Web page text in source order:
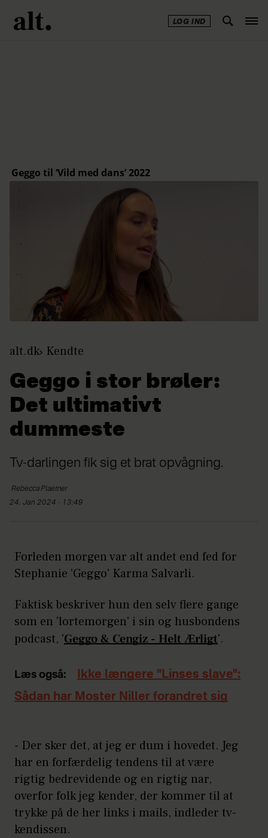
LOG IND
alt.dk Kendte
Geggo i stor brøler:
Det ultimativt
dummeste
Tv-darlingen fik sig et brat opvågning.
RebeccaPlaetner
24. Jan 2024 - 13:49
Forleden morgen var alt andet end fed for
Stephanie 'Geggo' Karma Salvarli.
Faktisk beskriver hun den selv flere gange
som en 'lortemorgen' i sin og husbondens
podcast, 'Geggo & Cengiz - Helt Ærligt'.
Læs også:
Ikke længere "Linses slave":
Sådan har Moster Niller forandret sig
- Der sker det, at jeg er dum i hovedet. Jeg
har en forfærdelig tendens til at være
rigtig bedrevidende og en rigtig nar,
overfor folk jeg kender, der kommer til at
trykke på de her links i mails, indleder tv-
kendissen.